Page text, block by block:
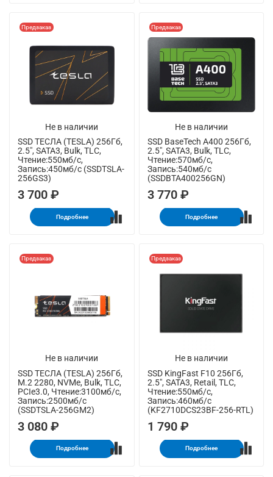
Не в наличии
Предзаказ
SSD ТЕСЛА (TESLA) 256Гб,
2.5", SATA3, Bulk, TLC,
Чтение:550мб/с,
Запись:450мб/с (SSDTSLA-
256GS3)
3 700 ₽
Подробнее
Не в наличии
Предзаказ
SSD BaseTech A400 256Гб,
2.5", SATA3, Bulk, TLC,
Чтение:570мб/с,
Запись:540мб/с
(SSDBTA400256GN)
3 770 ₽
Подробнее
Не в наличии
Предзаказ
SSD ТЕСЛА (TESLA) 256Гб,
M.2 2280, NVMe, Bulk, TLC,
PCIe3.0, Чтение:3100мб/с,
Запись:2500мб/с
(SSDTSLA-256GM2)
3 080 ₽
Подробнее
Не в наличии
Предзаказ
SSD KingFast F10 256Гб,
2.5", SATA3, Retail, TLC,
Чтение:550мб/с,
Запись:460мб/с
(KF2710DCS23BF-256-RTL)
1 790 ₽
Подробнее